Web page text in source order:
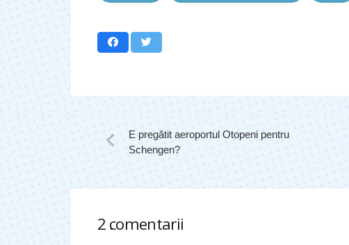
E pregătit aeroportul Otopeni pentru
Schengen?
2comentarii
.